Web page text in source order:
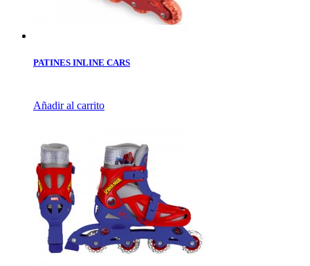
PATINES INLINE CARS
Añadir al carrito